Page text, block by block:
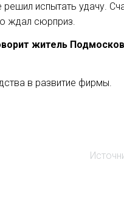
испытать удачу.
ждал сюрприз.
житель
в развитие фирмы.